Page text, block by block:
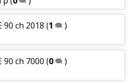
90 ch 2018 (1 )
90 ch 7000 (0 )